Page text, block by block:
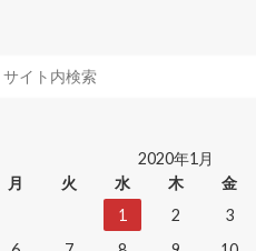
2020年1月
月
火 水 木 金
1
2 3